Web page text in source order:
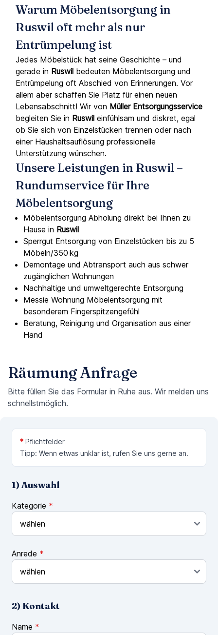
Warum Möbelentsorgung in
Ruswil oft mehr als nur
Entrümpelung ist
Jedes Möbelstück hat seine Geschichte – und
gerade in Ruswil bedeuten Möbelentsorgung und
Entrümpelung oft Abschied von Erinnerungen. Vor
allem aber schaffen Sie Platz für einen neuen
Lebensabschnitt! Wir von Müller Entsorgungsservice
begleiten Sie in Ruswil einfühlsam und diskret, egal
ob Sie sich von Einzelstücken trennen oder nach
einer Haushaltsauflösung professionelle
Unterstützung wünschen.
Unsere Leistungen in Ruswil –
Rundumservice für Ihre
Möbelentsorgung
Möbelentsorgung Abholung direkt bei Ihnen zu
Hause in Ruswil
Sperrgut Entsorgung von Einzelstücken bis zu 5
Möbeln/350 kg
Demontage und Abtransport auch aus schwer
zugänglichen Wohnungen
Nachhaltige und umweltgerechte Entsorgung
Messie Wohnung Möbelentsorgung mit
besonderem Fingerspitzengefühl
Beratung, Reinigung und Organisation aus einer
Hand
Räumung Anfrage
Bitte füllen Sie das Formular in Ruhe aus. Wir melden uns
schnellstmöglich.
* Pflichtfelder
Tipp: Wenn etwas unklar ist, rufen Sie uns gerne an.
1) Auswahl
Kategorie *
Anrede *
2) Kontakt
Name *